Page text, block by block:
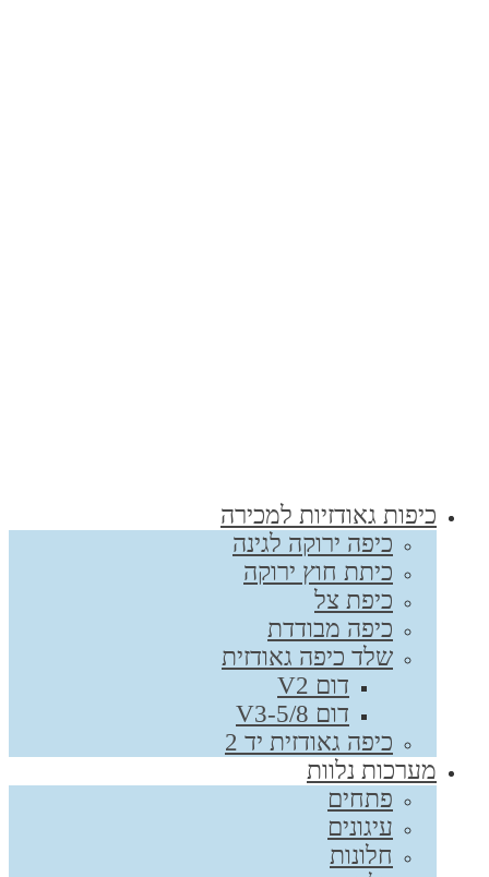
כיפות גאודזיות למכירה
כיפה ירוקה לגינה
כיתת חוץ ירוקה
כיפת צל
כיפה מבודדת
שלד כיפה גאודזית
דום V2
דום V3-5/8
כיפה גאודזית יד 2
מערכות נלוות
פתחים
עיגונים
חלונות